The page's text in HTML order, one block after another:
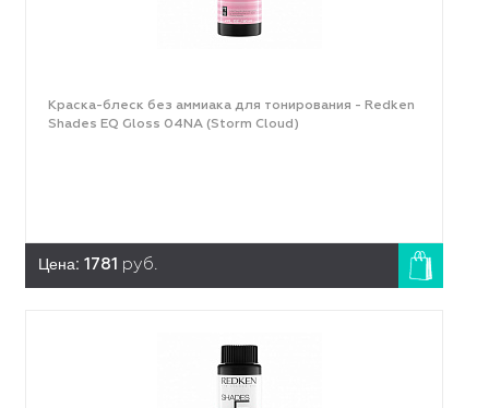
Краска-блеск без аммиака для тонирования - Redken
Shades EQ Gloss 04NA (Storm Cloud)
Цена: 1781 руб.